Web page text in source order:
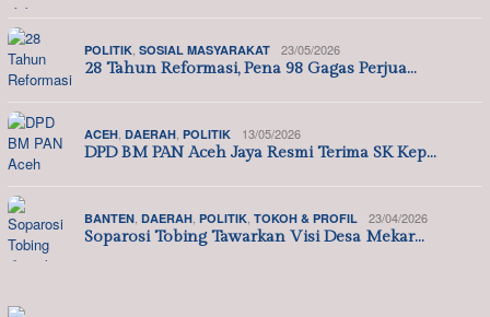
POLITIK, SOSIAL MASYARAKAT 23/05/2026
28 Tahun Reformasi, Pena 98 Gagas Perjua…
ACEH, DAERAH, POLITIK 13/05/2026
DPD BM PAN Aceh Jaya Resmi Terima SK Kep…
BANTEN, DAERAH, POLITIK, TOKOH & PROFIL 23/04/2026
Soparosi Tobing Tawarkan Visi Desa Mekar…